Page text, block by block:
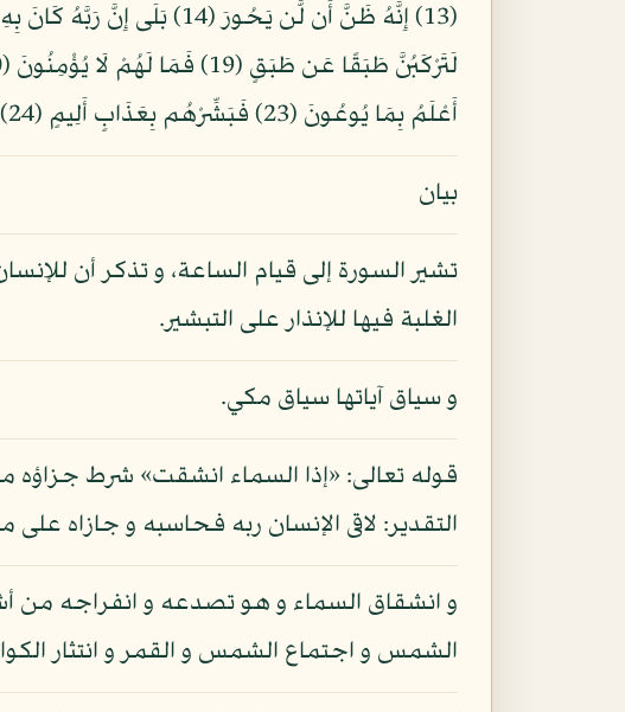
أَعْلَمُ بِمَا يُوعُونَ (23) فَبَشِّرْهُم بِعَذَابٍ أَلِيمٍ (24) إِلَّا الَّذِينَ آمَنُواْ وَعَمِلُواْ الصَّالِحَاتِ لَهُمْ أَجْرٌ غَيْرُ مَمْنُونٍ (25)
بيان
تشير السورة إلى قيام الساعة، و تذكر أن
الغلبة فيها للإنذار على التبشير.
و سياق آياتها سياق مكي.
قوله تعالى: «إذا السماء انشقت» شرط جزاؤه
التقدير: لاقى الإنسان ربه فحاسبه و جازاه
و انشقاق السماء و هو تصدعه و انفراجه من
الشمس و اجتماع الشمس و القمر و انتثار